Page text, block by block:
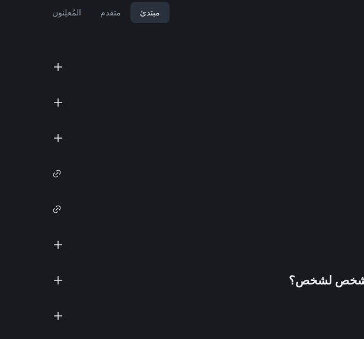
مبتدئ متقدم المُعلِنون